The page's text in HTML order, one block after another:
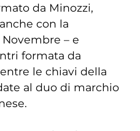
da Minozzi,
con la
– e
formata da
le chiavi della
al duo di marchio